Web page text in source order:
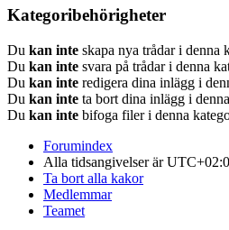
Kategoribehörigheter
Du kan inte skapa nya trådar i denna
Du kan inte svara på trådar i denna
Du kan inte redigera dina inlägg i
Du kan inte ta bort dina inlägg i
Du kan inte bifoga filer i denna
Forumindex
Alla tidsangivelser är
Ta bort alla kakor
Medlemmar
Teamet